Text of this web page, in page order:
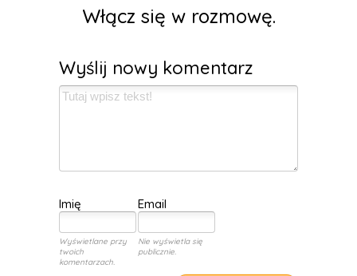
Włącz się w rozmowę.
Wyślij nowy komentarz
Imię Email
Wyświetlane przy
twoich
komentarzach.
Nie wyświetla się
publicznie.